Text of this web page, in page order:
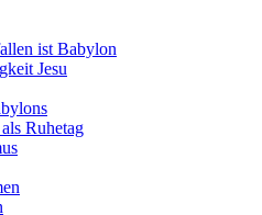
ist Babylon
Jesu
Ruhetag